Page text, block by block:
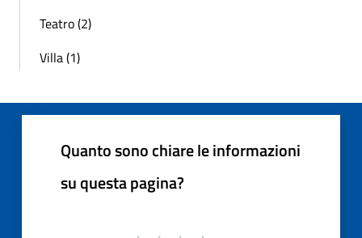
Teatro (2)
Villa (1)
Quanto sono chiare le informazioni
su questa pagina?